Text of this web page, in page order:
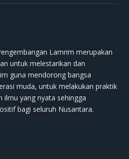
Lamrim merupakan
untuk melestarikan dan
guna mendorong bangsa
muda, untuk melakukan praktik
ilmu yang nyata sehingga
bagi seluruh Nusantara.